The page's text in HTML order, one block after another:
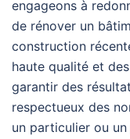
engageons à
de rénover un
construction
haute qualité et
garantir des
respectueux des
un particulier ou